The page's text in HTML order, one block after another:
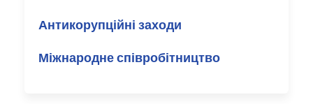
Антикорупційні заходи
Міжнародне співробітництво